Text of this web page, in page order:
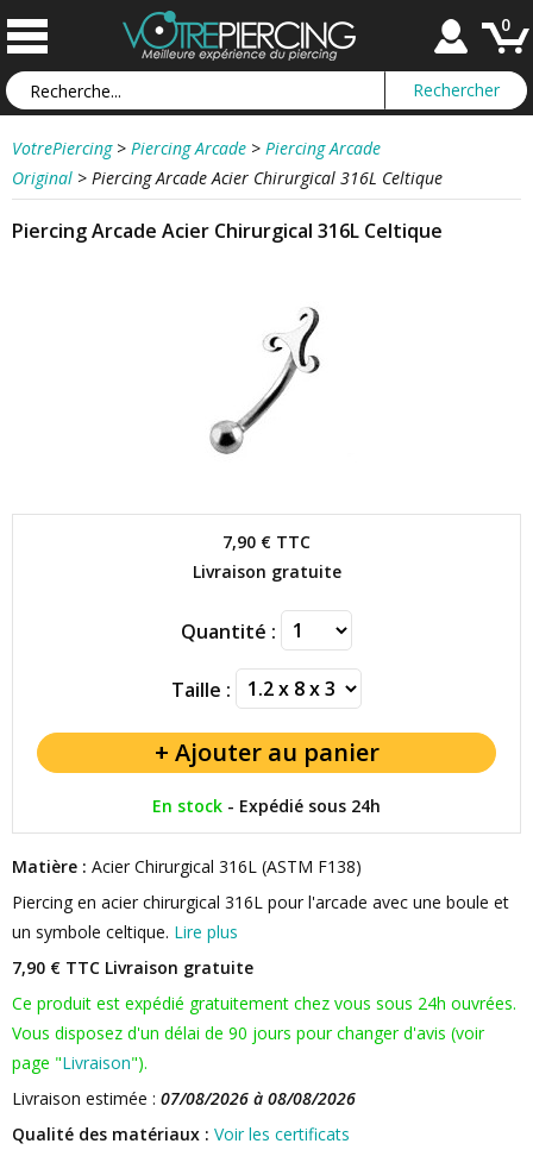
0
VotrePiercing > Piercing Arcade > Piercing Arcade
Original > Piercing Arcade Acier Chirurgical 316L Celtique
Piercing Arcade Acier Chirurgical 316L Celtique
7,90 € TTC
Livraison gratuite
Quantité :
Taille :
En stock - Expédié sous 24h
Matière : Acier Chirurgical 316L (ASTM F138)
Piercing en acier chirurgical 316L pour l'arcade avec une boule et
un symbole celtique. Lire plus
7,90 € TTC Livraison gratuite
Ce produit est expédié gratuitement chez vous sous 24h ouvrées.
Vous disposez d'un délai de 90 jours pour changer d'avis (voir
page "Livraison").
Livraison estimée : 07/08/2026 à 08/08/2026
Qualité des matériaux : Voir les certificats